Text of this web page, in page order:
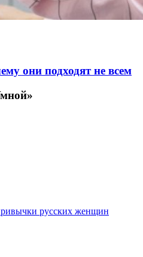
они подходят не всем
русских женщин